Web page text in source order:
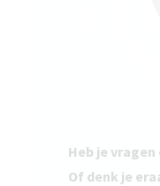
Heb je
Of denk je